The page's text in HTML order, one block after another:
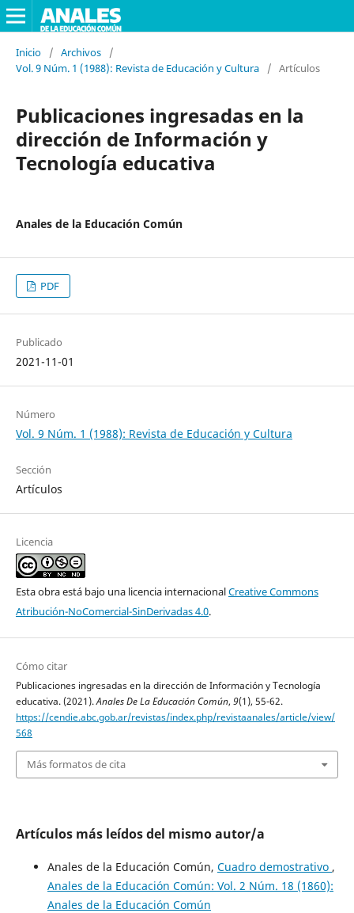
Inicio / Archivos
/
Vol. 9 Núm. 1 (1988): Revista de Educación y Cultura
/ Artículos
Publicaciones ingresadas en la
dirección de Información y
Tecnología educativa
Anales de la Educación Común
PDF
Publicado
2021-11-01
Número
Vol. 9 Núm. 1 (1988): Revista de Educación y Cultura
Sección
Artículos
Licencia
Esta obra está bajo una licencia internacionalCreative Commons
Atribución-NoComercial-SinDerivadas 4.0.
Cómo citar
Publicaciones ingresadas en la dirección de Información y Tecnología
educativa. (2021).Anales De La Educación Común, 9(1), 55-62.
https://cendie.abc.gob.ar/revistas/index.php/revistaanales/article/view/
568
Más formatos de cita
Artículos más leídos del mismo autor/a
Anales de la Educación Común, Cuadro demostrativo ,
Anales de la Educación Común: Vol. 2 Núm. 18 (1860):
Anales de la Educación Común